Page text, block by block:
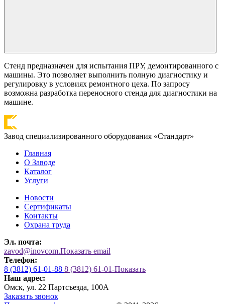
Стенд предназначен для испытания ПРУ, демонтированного с
машины. Это позволяет выполнить полную диагностику и
регулировку в условиях ремонтного цеха. По запросу
возможна разработка переносного стенда для диагностики на
машине.
Завод специализированного оборудования «Стандарт»
Главная
О Заводе
Каталог
Услуги
Новости
Сертификаты
Контакты
Охрана труда
Эл. почта:
zavod@inovcom.Показать email
Телефон:
8 (3812) 61-01-88 8 (3812) 61-01-Показать
Наш адрес:
Омск, ул. 22 Партсъезда, 100А
Заказать звонок